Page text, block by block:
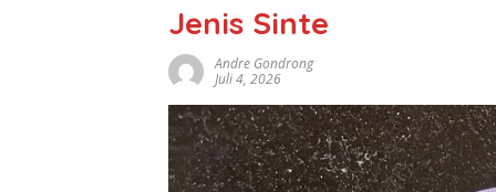
Jenis Sinte
Andre Gondrong
Juli 4, 2026